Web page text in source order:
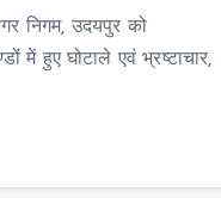
निगम, उदयपुर को
में हुए घोटाले एवं भ्रष्टाचार,